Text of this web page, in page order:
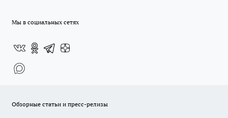
Мы в социальных сетях
Обзорные статьи и пресс-релизы